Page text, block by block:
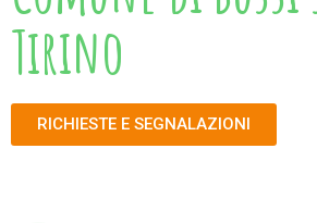
Tirino
RICHIESTE E SEGNALAZIONI